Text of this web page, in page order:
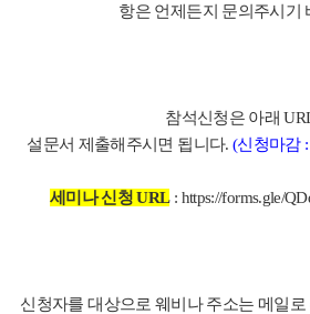
항은 언제든지 문의주시기
참석신청은 아래
설문서 제출해주시면 됩니다. (신청마감:
세미나 신청URL: https://forms.gle/
신청자를 대상으로 웨비나 주소는 메일